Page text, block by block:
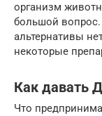
организм
большой вопрос.
альтернативы
некоторые
Как давать
Что